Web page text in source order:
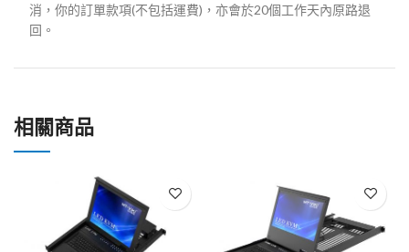
消，你的訂單款項(不包括運費)，亦會於20個工作天內原路退
回。
相關商品